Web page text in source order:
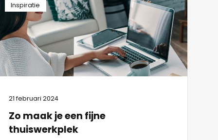
Inspiratie
21 februari 2024
Zo maak je een fijne
thuiswerkplek